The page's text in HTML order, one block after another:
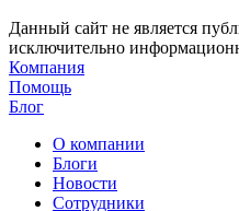
Данный сайт не является
исключительно
Компания
Помощь
Блог
О компании
Блоги
Новости
Сотрудники